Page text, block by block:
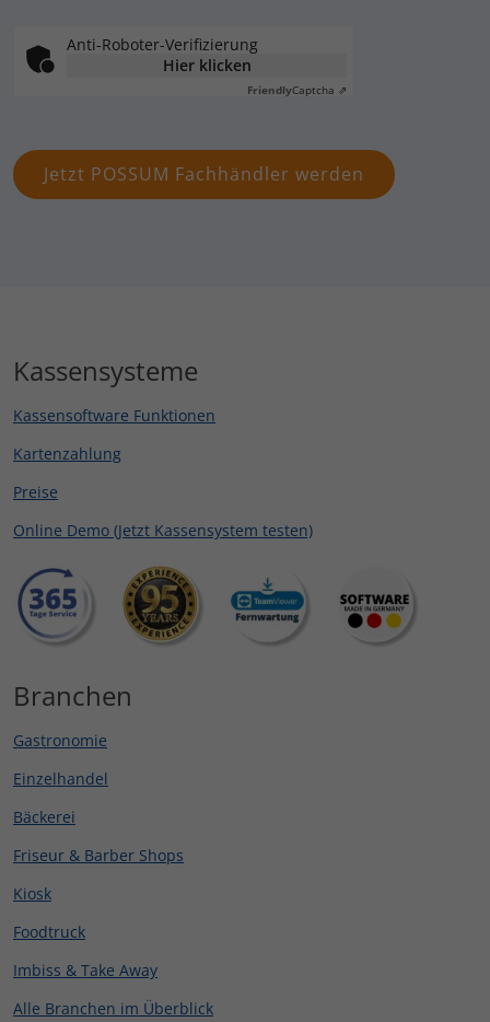
Anti-Roboter-Verifizierung
Hier klicken
FriendlyCaptcha ⇗
Kassensysteme
Kassensoftware Funktionen
Kartenzahlung
Preise
Online Demo (Jetzt Kassensystem testen)
Branchen
Gastronomie
Einzelhandel
Bäckerei
Friseur & Barber Shops
Kiosk
Foodtruck
Imbiss & Take Away
Alle Branchen im Überblick